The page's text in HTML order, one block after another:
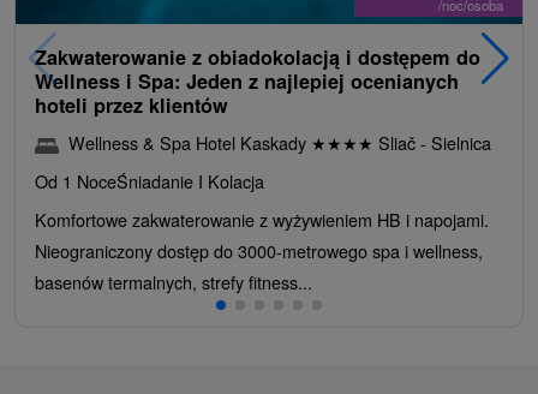
/noc/osoba
Zakwaterowanie z obiadokolacją i dostępem do
Wellness i Spa: Jeden z najlepiej ocenianych
hoteli przez klientów
Wellness & Spa Hotel Kaskady ★★★★ Sliač - Sielnica
Od 1 NoceŚniadanie I Kolacja
Komfortowe zakwaterowanie z wyżywieniem HB i napojami.
Nieograniczony dostęp do 3000-metrowego spa i wellness,
basenów termalnych, strefy fitness...